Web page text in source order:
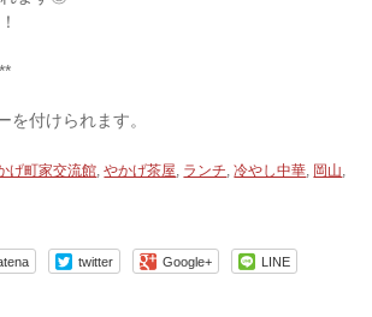
付けられます。
げ町家交流館 ,やかげ茶屋 ランチ ,冷やし中華 岡山
twitter Google+ LINE